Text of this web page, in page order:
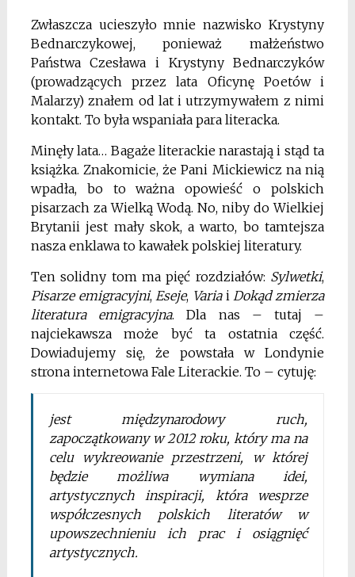
Zwłaszcza ucieszyło mnie nazwisko Krystyny
Bednarczykowej, ponieważ małżeństwo
Państwa Czesława i Krystyny Bednarczyków
(prowadzących przez lata Oficynę Poetów i
Malarzy) znałem od lat i utrzymywałem z nimi
kontakt. To była wspaniała para literacka.
Minęły lata… Bagaże literackie narastają i stąd ta
książka. Znakomicie, że Pani Mickiewicz na nią
wpadła, bo to ważna opowieść o polskich
pisarzach za Wielką Wodą. No, niby do Wielkiej
Brytanii jest mały skok, a warto, bo tamtejsza
nasza enklawa to kawałek polskiej literatury.
Ten solidny tom ma pięć rozdziałów: Sylwetki,
Pisarze emigracyjni,Eseje, VariaiDokąd zmierza
literatura emigracyjna. Dla nas – tutaj –
najciekawsza może być ta ostatnia część.
Dowiadujemy się, że powstała w Londynie
strona internetowa Fale Literackie. To – cytuję:
jest międzynarodowy ruch,
zapoczątkowany w 2012 roku, który ma na
celu wykreowanie przestrzeni, w której
będzie możliwa wymiana idei,
artystycznych inspiracji, która wesprze
współczesnych polskich literatów w
upowszechnieniu ich prac i osiągnięć
artystycznych.